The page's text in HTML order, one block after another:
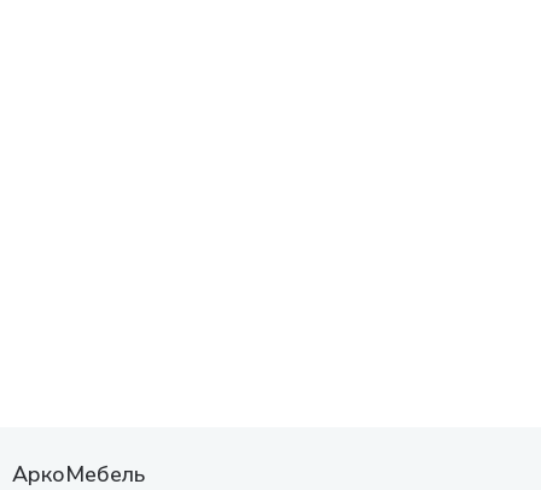
АркоМебель